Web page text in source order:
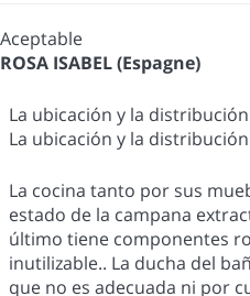
Aceptable
ROSA ISABEL (Espagne)
La ubicación y la distribución
La ubicación y la distribución
La cocina tanto por sus
estado de la campana
último tiene componentes
inutilizable.. La ducha del
que no es adecuada ni por